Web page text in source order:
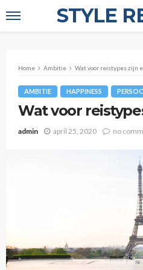
STYLE
Home Ambitie Wat voor reistypes zijn
AMBITIE HAPPINESS
Wat voor
admin april 25, 2020 no